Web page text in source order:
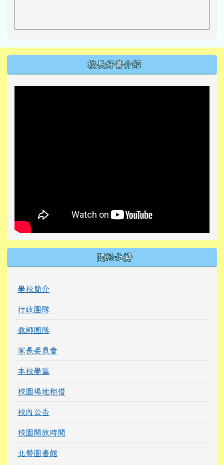
校長好書介紹
關於北勢
學校簡介
行政團隊
教師團隊
家長委員會
本校學區
校園場地租借
校內公告
校園開放時間
北勢圖書館